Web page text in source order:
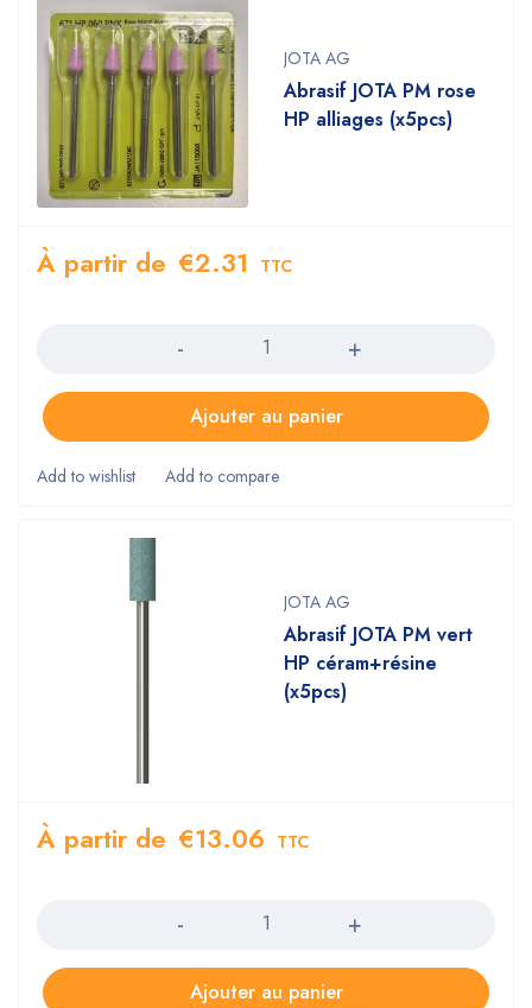
JOTA AG
Abrasif JOTA PM rose
HP alliages (x5pcs)
À partir de €2.31
TTC
Ajouter au panier
JOTA AG
Abrasif JOTA PM vert
HP céram+résine
(x5pcs)
À partir de €13.06 TTC
Ajouter au panier